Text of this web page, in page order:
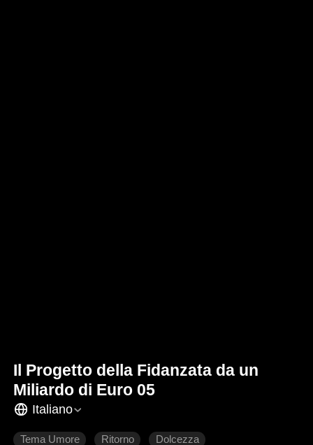
Il Progetto della Fidanzata da un
Miliardo di Euro 05
Italiano
Tema Umore Ritorno Dolcezza